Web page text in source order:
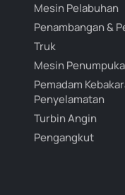
Mesin Pelabuhan
Penambangan &
Truk
Mesin
Pemadam
Penyelamatan
Turbin Angin
Pengangkut